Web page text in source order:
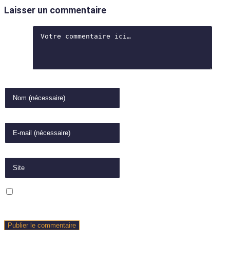
Laisser un commentaire